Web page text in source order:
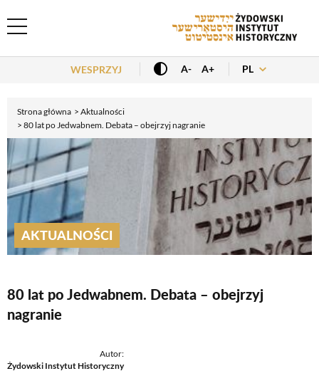
Header Menu
WESPRZYJ A- A+ PL
Strona główna
Aktualności
80 lat po Jedwabnem. Debata – obejrzyj nagranie
AKTUALNOŚCI
80 lat po Jedwabnem. Debata – obejrzyj
nagranie
Autor:
Żydowski Instytut Historyczny